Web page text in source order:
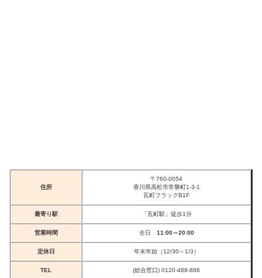
住所
〒760-0054
香川県高松市常磐町1-3-1
瓦町フラッグB1F
最寄り駅 「瓦町駅」徒歩1分
営業時間 全日 11:00～20:00
定休日 年末年始（12/30～1/3）
TEL (総合窓口) 0120-488-886